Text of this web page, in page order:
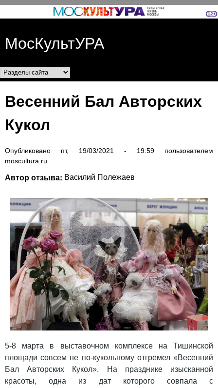
Перейти к основному
МосКультУРА
Разделы сайта
Весенний Бал Авторских
Кукол
Опубликовано пт, 19/03/2021 - 19:59 пользователем
moscultura.ru
Автор отзыва: Василий Полежаев
5-8 марта в выставочном комплексе на Тишинской
площади совсем не по-кукольному отгремел «Весенний
Бал Авторских Кукол». На празднике изысканной
красоты, одна из дат которого совпала с